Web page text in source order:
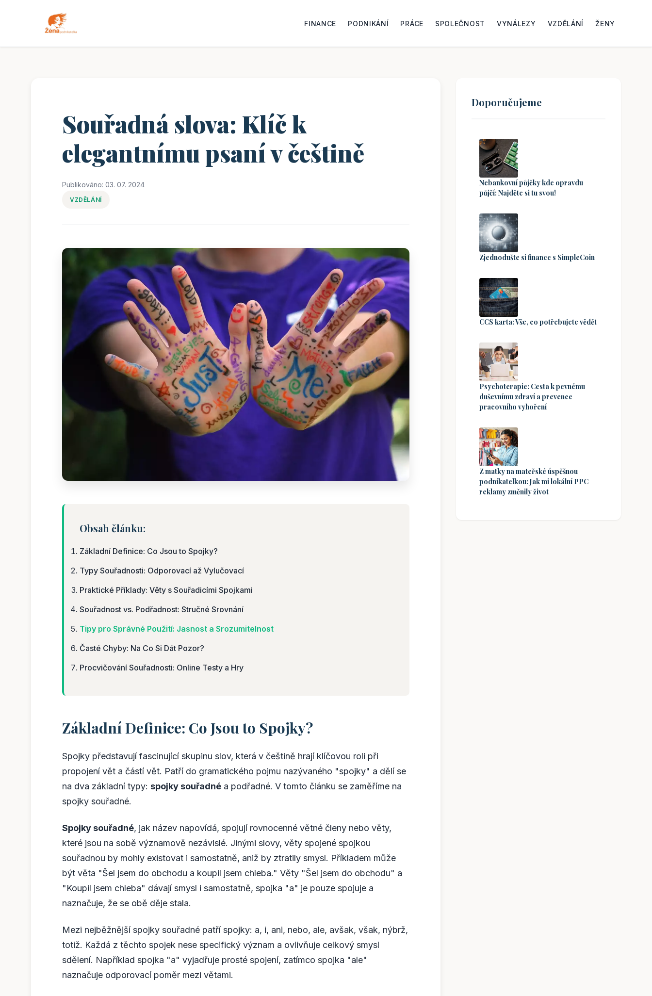
FINANCE PODNIKÁNÍ PRÁCE SPOLEČNOST VYNÁLEZY VZDĚLÁNÍ ŽENY
Souřadná slova: Klíč k
elegantnímu psaní v češtině
Publikováno: 03. 07. 2024
VZDĚLÁNÍ
Obsah článku:
Základní Definice: Co Jsou to Spojky?
Typy Souřadnosti: Odporovací až Vylučovací
Praktické Příklady: Věty s Souřadicími Spojkami
Souřadnost vs. Podřadnost: Stručné Srovnání
Tipy pro Správné Použití: Jasnost a Srozumitelnost
Časté Chyby: Na Co Si Dát Pozor?
Procvičování Souřadnosti: Online Testy a Hry
Základní Definice: Co Jsou to Spojky?
Spojky představují fascinující skupinu slov, která v češtině hrají klíčovou roli při
propojení vět a částí vět. Patří do gramatického pojmu nazývaného "spojky" a dělí se
na dva základní typy: spojky souřadné a podřadné. V tomto článku se zaměříme na
spojky souřadné.
Spojky souřadné, jak název napovídá, spojují rovnocenné větné členy nebo věty,
které jsou na sobě významově nezávislé. Jinými slovy, věty spojené spojkou
souřadnou by mohly existovat i samostatně, aniž by ztratily smysl. Příkladem může
být věta "Šel jsem do obchodu a koupil jsem chleba." Věty "Šel jsem do obchodu" a
"Koupil jsem chleba" dávají smysl i samostatně, spojka "a" je pouze spojuje a
naznačuje, že se obě děje stala.
Mezi nejběžnější spojky souřadné patří spojky: a, i, ani, nebo, ale, avšak, však, nýbrž,
totiž. Každá z těchto spojek nese specifický význam a ovlivňuje celkový smysl
sdělení. Například spojka "a" vyjadřuje prosté spojení, zatímco spojka "ale"
naznačuje odporovací poměr mezi větami.
Doporučujeme
Nebankovní půjčky kde opravdu
půjčí: Najděte si tu svou!
Zjednodušte si finance s SimpleCoin
CCS karta: Vše, co potřebujete vědět
Psychoterapie: Cesta k pevnému
duševnímu zdraví a prevence
pracovního vyhoření
Z matky na mateřské úspěšnou
podnikatelkou: Jak mi lokální PPC
reklamy změnily život